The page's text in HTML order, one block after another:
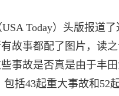
Today）头版报道
故事都配了图片，读
事故是否真是由于丰
包括43起重大事故和52